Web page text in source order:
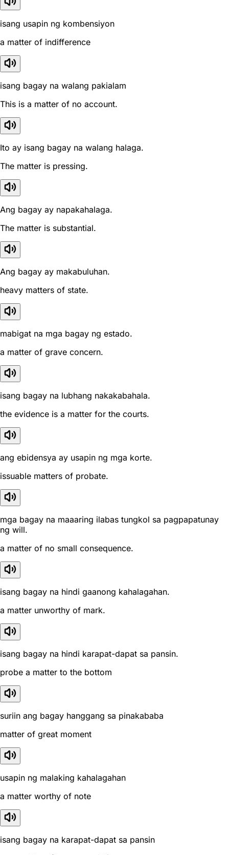
isang usapin ng kombensiyon
a matter of indifference
isang bagay na walang pakialam
This is a matter of no account.
Ito ay isang bagay na walang halaga.
The matter is pressing.
Ang bagay ay napakahalaga.
The matter is substantial.
Ang bagay ay makabuluhan.
heavy matters of state.
mabigat na mga bagay ng estado.
a matter of grave concern.
isang bagay na lubhang nakakabahala.
the evidence is a matter for the courts.
ang ebidensya ay usapin ng mga korte.
issuable matters of probate.
mga bagay na maaaring ilabas tungkol sa pagpapatunay
ng will.
a matter of no small consequence.
isang bagay na hindi gaanong kahalagahan.
a matter unworthy of mark.
isang bagay na hindi karapat-dapat sa pansin.
probe a matter to the bottom
suriin ang bagay hanggang sa pinakababa
matter of great moment
usapin ng malaking kahalagahan
a matter worthy of note
isang bagay na karapat-dapat sa pansin